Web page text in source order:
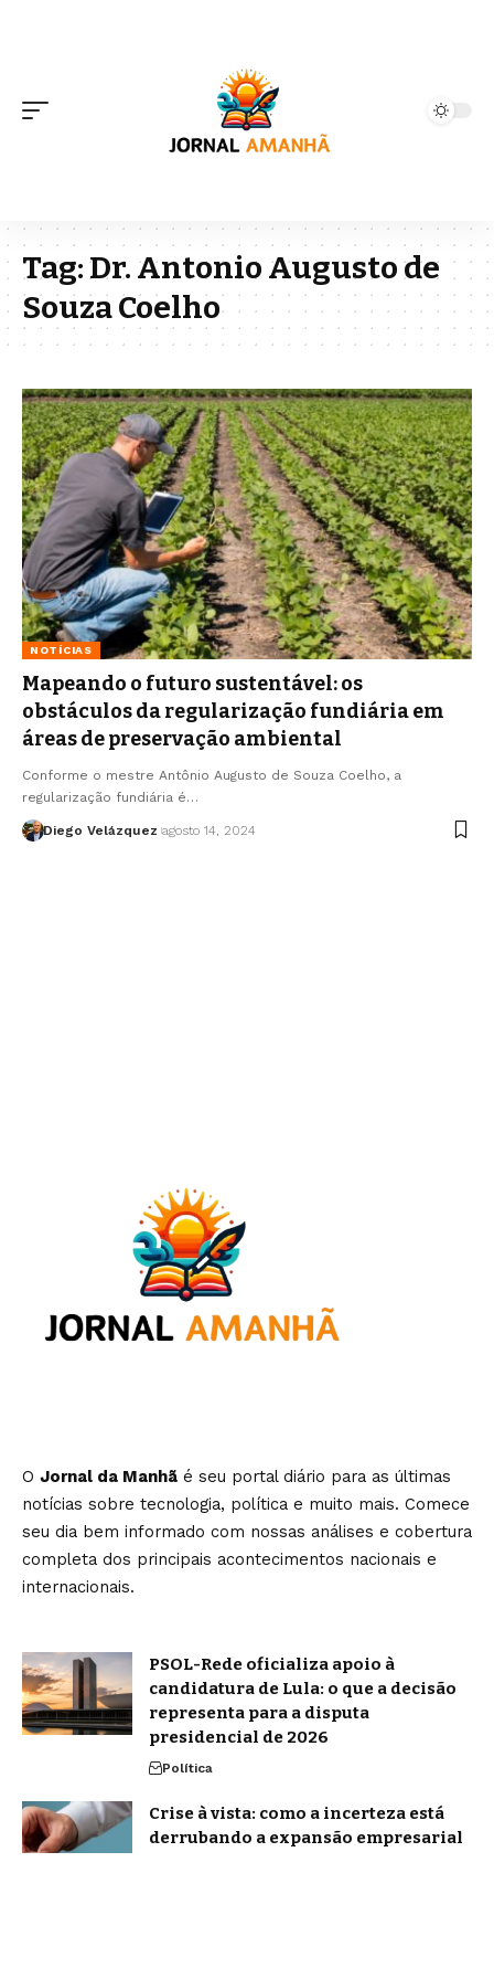
Tag:Dr. Antonio Augusto de
Souza Coelho
NOTÍCIAS
Mapeando o futuro sustentável: os
obstáculos da regularização fundiária em
áreas de preservação ambiental
Conforme o mestre Antônio Augusto de Souza Coelho, a
regularização fundiária é…
Diego Velázquez agosto 14, 2024
O Jornal da Manhã é seu portal diário para as últimas
notícias sobre tecnologia, política e muito mais. Comece
seu dia bem informado com nossas análises e cobertura
completa dos principais acontecimentos nacionais e
internacionais.
PSOL-Rede oficializa apoio à
candidatura de Lula: o que a decisão
representa para a disputa
presidencial de 2026
Política
Crise à vista: como a incerteza está
derrubando a expansão empresarial